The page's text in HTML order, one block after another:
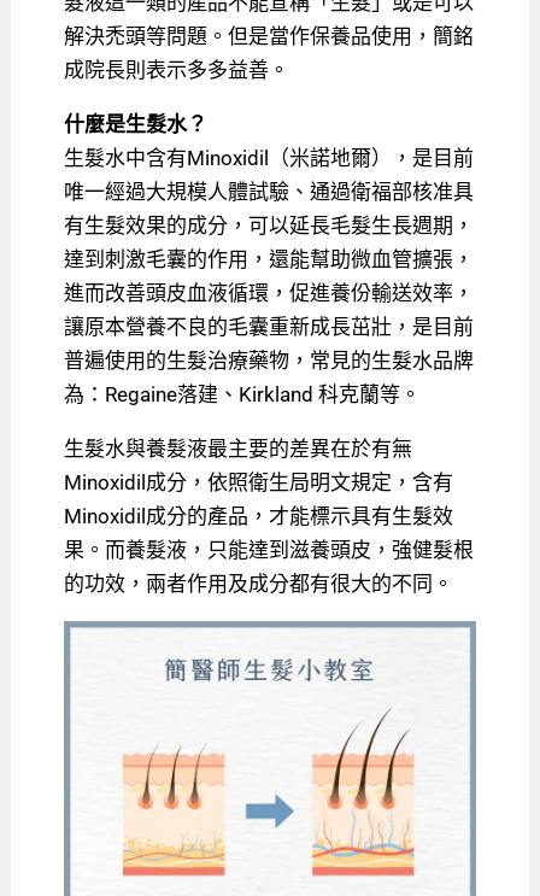
解決禿頭等問題。但是當作保養品使用，簡銘
成院長則表示多多益善。
什麼是生髮水？
生髮水中含有Minoxidil（米諾地爾），是目前
唯一經過大規模人體試驗、通過衛福部核准具
有生髮效果的成分，可以延長毛髮生長週期，
達到刺激毛囊的作用，還能幫助微血管擴張，
進而改善頭皮血液循環，促進養份輸送效率，
讓原本營養不良的毛囊重新成長茁壯，是目前
普遍使用的生髮治療藥物，常見的生髮水品牌
為：Regaine落建、Kirkland 科克蘭等。
生髮水與養髮液最主要的差異在於有無
Minoxidil成分，依照衛生局明文規定，含有
Minoxidil成分的產品，才能標示具有生髮效
果。而養髮液，只能達到滋養頭皮，強健髮根
的功效，兩者作用及成分都有很大的不同。